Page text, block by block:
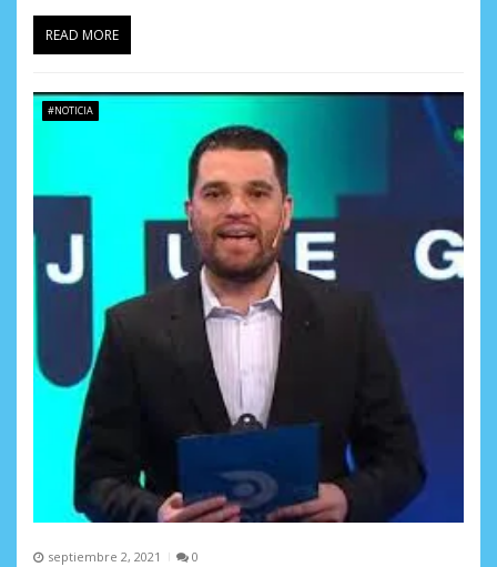
READ MORE
#NOTICIA
septiembre 2, 2021 0